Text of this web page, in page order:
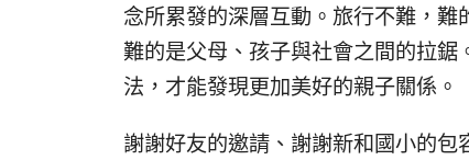
念所累發的深層互動。旅行不難，難
難的是父母、孩子與社會之間的拉
法，才能發現更加美好的親子關係。
謝謝好友的邀請、謝謝新和國小的